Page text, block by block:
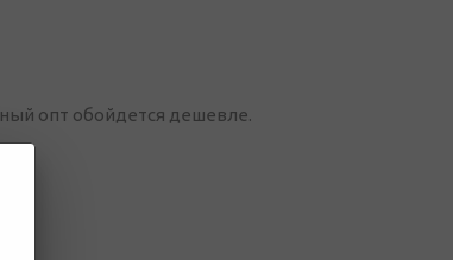
опт обойдется дешевле.